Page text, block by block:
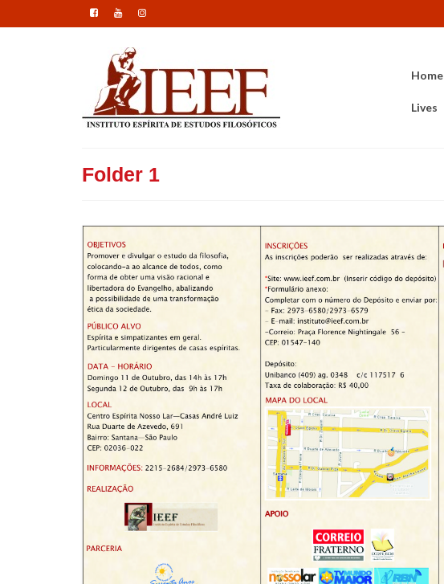
Home
Lives
Folder 1